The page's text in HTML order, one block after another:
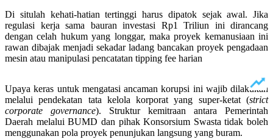
Di situlah kehati-hatian tertinggi harus dipatok sejak awal. Jika
regulasi kerja sama bauran investasi Rp1 Triliun ini dirancang
dengan celah hukum yang longgar, maka proyek kemanusiaan ini
rawan dibajak menjadi sekadar ladang bancakan proyek pengadaan
mesin atau manipulasi pencatatan tipping fee harian
Upaya keras untuk mengatasi ancaman korupsi ini wajib dilakukan
melalui pendekatan tata kelola korporat yang super-ketat (strict
corporate governance). Struktur kemitraan antara Pemerintah
Daerah melalui BUMD dan pihak Konsorsium Swasta tidak boleh
menggunakan pola proyek penunjukan langsung yang buram.